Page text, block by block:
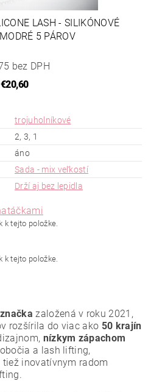
LASH - SILIKÓNOVÉ
5 PÁROV
bez DPH
€20,60
trojuholníkové
2, 3, 1
áno
Sada - mix veľkostí
Drží aj bez lepidla
k tejto položke.
k tejto položke.
založená v roku 2021,
rozšírila do viac ako 50 krajín
nízkym zápachom
obočia a lash lifting,
inovatívnym radom